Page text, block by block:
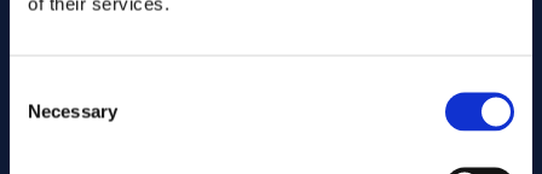
Selection
Necessary